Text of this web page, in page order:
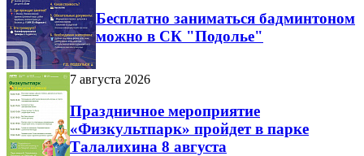
Бесплатно заниматься бадминтоном
можно в СК "Подолье"
7 августа 2026
Праздничное мероприятие
«Физкультпарк» пройдет в парке
Талалихина 8 августа